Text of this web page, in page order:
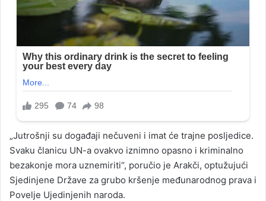
„Jutrošnji su događaji nečuveni i imat će trajne posljedice.
Svaku članicu UN-a ovakvo iznimno opasno i kriminalno
bezakonje mora uznemiriti“, poručio je Arakči, optužujući
Sjedinjene Države za grubo kršenje međunarodnog prava i
Povelje Ujedinjenih naroda.